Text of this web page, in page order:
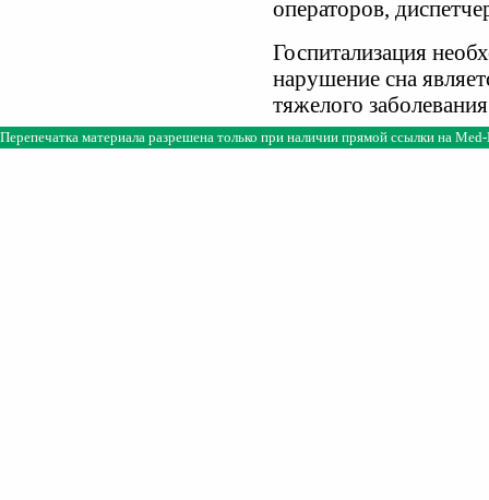
операторов,
Госпитализация
нарушение сна
тяжелого
Перепечатка материала разрешена только при наличии прямой ссылки на